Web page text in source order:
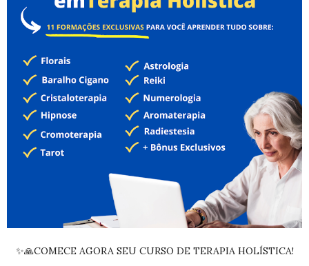
✨🙏COMECE AGORA SEU CURSO DE TERAPIA HOLÍSTICA!